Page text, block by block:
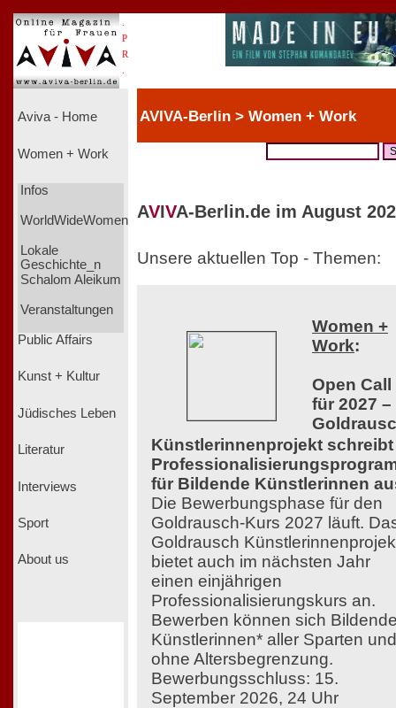
P
R
Aviva - Home
Women + Work
Infos
WorldWideWomen
Lokale
Geschichte_n
Schalom Aleikum
Veranstaltungen
Public Affairs
Kunst + Kultur
Jüdisches Leben
Literatur
Interviews
Sport
About us
AVIVA-Berlin > Women + Work
AVIVA-Berlin.de im August
Unsere aktuellen Top - Themen:
Women +
Work:
Open Call
für 2027 –
Künstlerinnenprojekt schreibt
für Bildende Künstlerinnen
Die Bewerbungsphase für den
Goldrausch-Kurs 2027 läuft.
Goldrausch
bietet auch im nächsten Jahr
einen einjährigen
Professionalisierungskurs an.
Bewerben können sich
Künstlerinnen* aller Sparten und
ohne Altersbegrenzung.
Bewerbungsschluss: 15.
September 2026, 24 Uhr